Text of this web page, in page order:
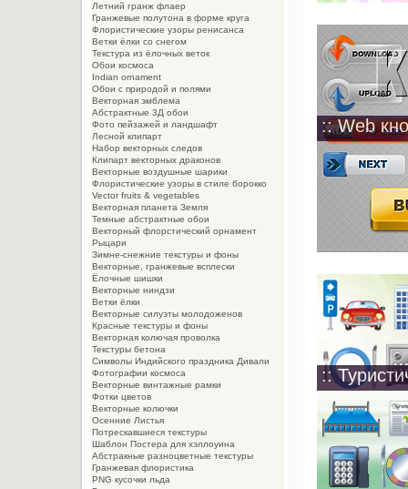
:: Web
::
Летний гранж флаер
Гранжевые полутона в форме круга
Флористические узоры ренисанса
Ветки ёлки со снегом
Текстура из ёлочных веток
Обои космоса
Indian ornament
Обои с природой и полями
Векторная эмблема
Абстрактные 3Д обои
Фото пейзажей и ландшафт
Лесной клипарт
Набор векторных следов
Клипарт векторных драконов
Векторные воздушные шарики
Флористические узоры в стиле борокко
Vector fruits & vegetables
Векторная планета Земля
Темные абстрактные обои
Векторный флорстический орнамент
Рыцари
Зимне-снежние текстуры и фоны
Векторные, гранжевые всплески
Ёлочные шишки
Векторные ниндзи
Ветки ёлки
Векторные силуэты молодоженов
Красные текстуры и фоны
Векторная колючая проволка
Текстуры бетона
Символы Индийского праздника Дивали
Фотографии космоса
Векторные винтажные рамки
Фотки цветов
Векторные колючки
Осенние Листья
Потрескавшиеся текстуры
Шаблон Постера для хэллоуина
Абстракные разноцветные текстуры
Гранжевая флористика
PNG кусочки льда